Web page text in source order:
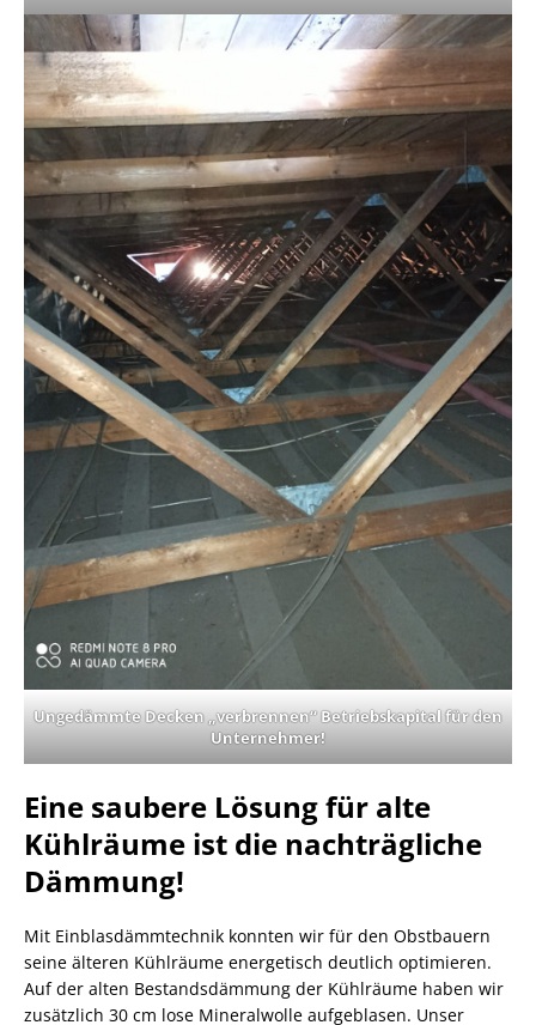
Ungedämmte Decken „verbrennen“ Betriebskapital für den
Unternehmer!
Eine saubere Lösung für alte
Kühlräume ist die nachträgliche
Dämmung!
Mit Einblasdämmtechnik konnten wir für den Obstbauern
seine älteren Kühlräume energetisch deutlich optimieren.
Auf der alten Bestandsdämmung der Kühlräume haben wir
zusätzlich 30 cm lose Mineralwolle aufgeblasen. Unser